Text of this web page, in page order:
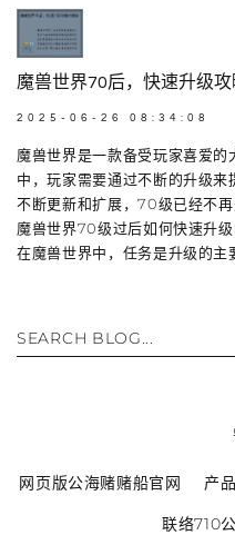
魔兽世界70后，快速升级
2025-06-26 08:34:08
魔兽世界是一款备受玩家喜爱
中，玩家需要通过不断的升级
不断更新和扩展，70级已经不
魔兽世界70级过后如何快速升
在魔兽世界中，任务是升级的主
SEARCH BLOG...
网页版公海赌赌船官网 产
联络710